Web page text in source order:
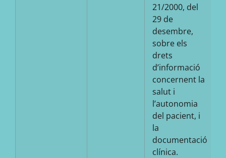
21/2000, del
29 de
desembre,
sobre els
drets
d’informació
concernent la
salut i
l’autonomia
del pacient, i
la
documentació
clínica.